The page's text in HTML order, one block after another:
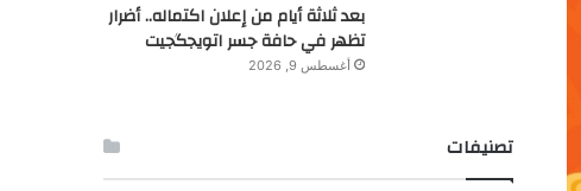
بعد ثلاثة أيام من إعلان اكتماله.. أضرار
تظهر في حافة جسر اتويجگجيت
أغسطس 9, 2026
تصنيفات